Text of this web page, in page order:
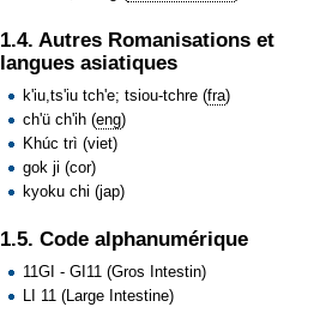
1.4. Autres Romanisations et
langues asiatiques
k'iu,ts'iu tch'e; tsiou-tchre (fra)
ch'ü ch'ih (eng)
Khúc trì (viet)
gok ji (cor)
kyoku chi (jap)
1.5. Code alphanumérique
11GI - GI11 (Gros Intestin)
LI 11 (Large Intestine)